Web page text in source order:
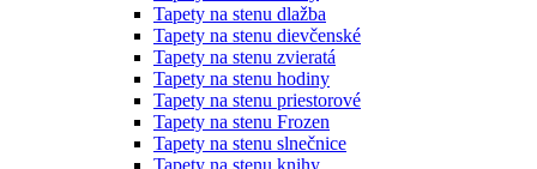
Tapety na stenu dlažba
Tapety na stenu dievčenské
Tapety na stenu zvieratá
Tapety na stenu hodiny
Tapety na stenu priestorové
Tapety na stenu Frozen
Tapety na stenu slnečnice
Tapety na stenu knihy